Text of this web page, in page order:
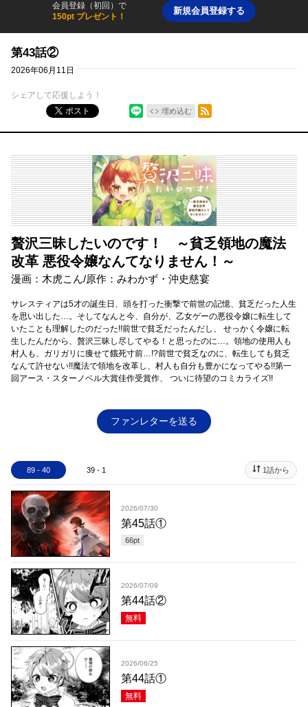
会員登録（初回）で
150pt プレゼント！
新規会員登録する
第43話②
2026年06月11日
シェアして応援しよう！
ポスト
埋め込む
RSSフィード
贅沢三昧したいのです！ ～貧乏領地の魔法
改革 悪役令嬢なんてなりません！～
漫画：木虎こん/原作：みわかず・沖史慈宴
サレスティアは5才の誕生日、頭を打った衝撃で前世の記憶、貧乏だった人生
を思い出した…。そしてなんと今、自分が、乙女ゲーの悪役令嬢に転生して
いたことも理解したのだった!!前世で貧乏だったんだし、 せっかく令嬢に転
生したんだから、贅沢三昧し尽してやる！と思ったのに…。領地の使用人も
村人も、ガリガリに痩せて餓死寸前…!?前世で貧乏なのに、転生しても貧乏
なんて許せない!!魔法で領地を改革し、村人も自分も豊かになってやる!!第一
回アース・スターノベル大賞佳作受賞作、 ついに待望のコミカライズ!!
ファンレターを送る
89 - 40 39 - 1 1話から
2026/07/30
第45話①
66pt
2026/07/09
第44話②
無料
2026/06/25
第44話①
無料